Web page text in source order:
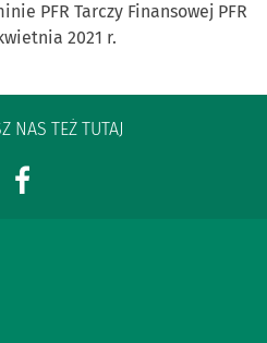
PFR Tarczy Finansowej PFR
2021 r.
NAS TEŻ TUTAJ